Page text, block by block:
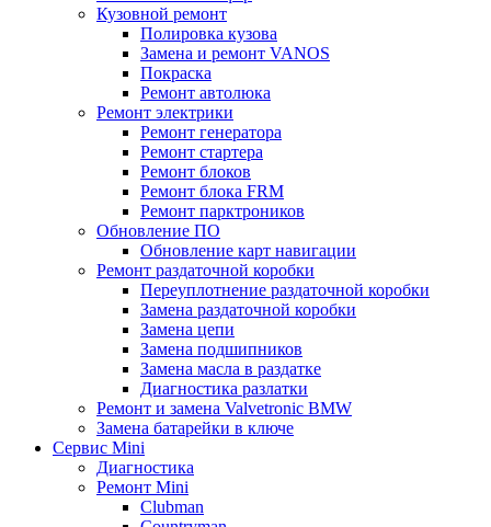
Кузовной ремонт
Полировка кузова
Замена и ремонт VANOS
Покраска
Ремонт автолюка
Ремонт электрики
Ремонт генератора
Ремонт стартера
Ремонт блоков
Ремонт блока FRM
Ремонт парктроников
Обновление ПО
Обновление карт навигации
Ремонт раздаточной коробки
Переуплотнение раздаточной коробки
Замена раздаточной коробки
Замена цепи
Замена подшипников
Замена масла в раздатке
Диагностика разлатки
Ремонт и замена Valvetronic BMW
Замена батарейки в ключе
Сервис Mini
Диагностика
Ремонт Mini
Clubman